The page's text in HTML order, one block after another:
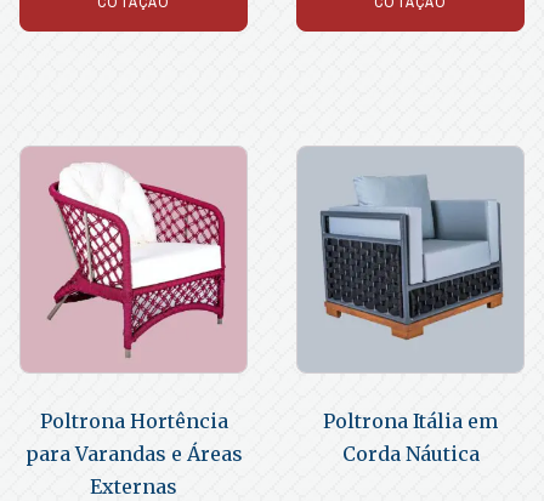
Poltrona Hortência
para Varandas e Áreas
Externas
Poltrona Itália em
Corda Náutica